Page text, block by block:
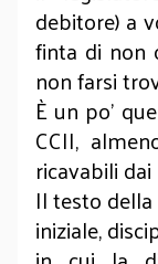
debitore) a
finta di non
non farsi
È un po’
CCII,
ricavabili
Il testo
iniziale,